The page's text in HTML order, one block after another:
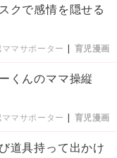
クで感情を隠せる
マサポーター | 育児漫画
くんのママ操縦
マサポーター | 育児漫画
道具持って出かけ